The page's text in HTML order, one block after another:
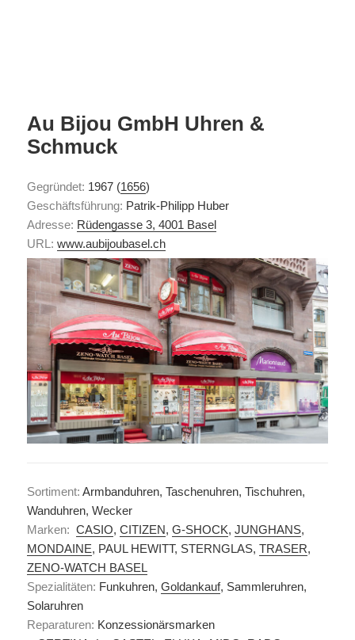
Au Bijou GmbH Uhren &
Schmuck
Gegründet: 1967 (1656)
Geschäftsführung: Patrik-Philipp Huber
Adresse: Rüdengasse 3, 4001 Basel
URL: www.aubijoubasel.ch
Sortiment: Armbanduhren, Taschenuhren, Tischuhren,
Wanduhren, Wecker
Marken: CASIO,CITIZEN,G-SHOCK,JUNGHANS,
MONDAINE, PAUL HEWITT, STERNGLAS,TRASER,
ZENO-WATCH BASEL
Spezialitäten: Funkuhren,Goldankauf, Sammleruhren,
Solaruhren
Reparaturen: Konzessionärsmarken